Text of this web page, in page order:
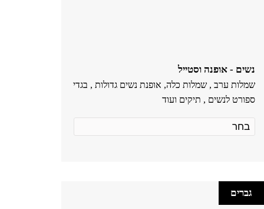
נשים - אופנה וסטייל
שמלות ערב , שמלות כלה, אופנת נשים גדולות , בגדי
ספורט לנשים , תיקים ועוד
גברים